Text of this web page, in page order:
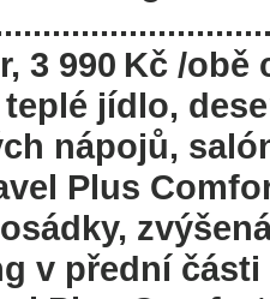
3 990 Kč /
jídlo,
nápojů,
Plus
v přední